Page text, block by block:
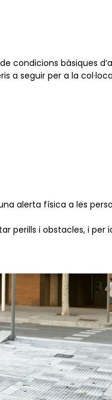
condicions bàsiques
a seguir per a la
alerta física a les
perills i obstacles, i per